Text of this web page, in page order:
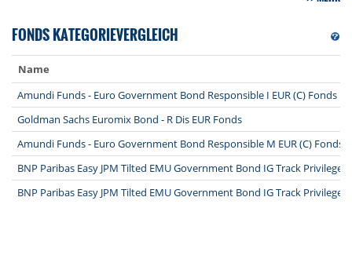
FONDS KATEGORIEVERGLEICH
Name
Amundi Funds - Euro Government Bond Responsible I EUR (C) Fonds
Goldman Sachs Euromix Bond - R Dis EUR Fonds
Amundi Funds - Euro Government Bond Responsible M EUR (C) Fonds
BNP Paribas Easy JPM Tilted EMU Government Bond IG Track Privilege
BNP Paribas Easy JPM Tilted EMU Government Bond IG Track Privilege